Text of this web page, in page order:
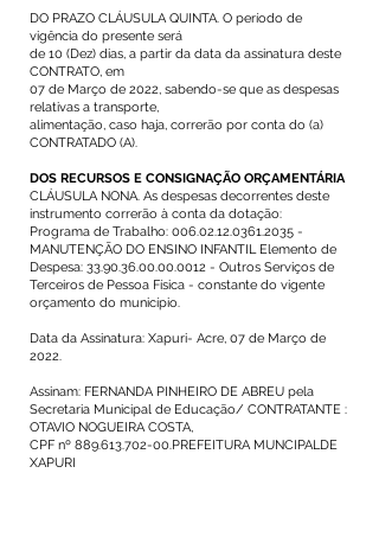
DO PRAZO CLÁUSULA QUINTA. O período de
vigência do presente será
de 10 (Dez) dias, a partir da data da assinatura deste
CONTRATO, em
07 de Março de 2022, sabendo-se que as despesas
relativas a transporte,
alimentação, caso haja, correrão por conta do (a)
CONTRATADO (A).
DOS RECURSOS E CONSIGNAÇÃO ORÇAMENTÁRIA
CLÁUSULA NONA. As despesas decorrentes deste
instrumento correrão à conta da dotação:
Programa de Trabalho: 006.02.12.0361.2035 -
MANUTENÇÃO DO ENSINO INFANTIL Elemento de
Despesa: 33.90.36.00.00.0012 - Outros Serviços de
Terceiros de Pessoa Física - constante do vigente
orçamento do município.
Data da Assinatura: Xapuri- Acre, 07 de Março de
2022.
Assinam: FERNANDA PINHEIRO DE ABREU pela
Secretaria Municipal de Educação/ CONTRATANTE :
OTAVIO NOGUEIRA COSTA,
CPF nº 889.613.702-00.PREFEITURA MUNCIPALDE
XAPURI